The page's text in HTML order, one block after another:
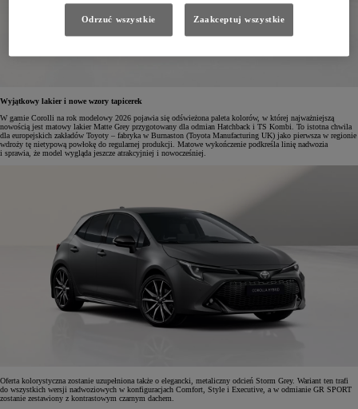
Wyjątkowy lakier i nowe wzory tapicerek
W gamie Corolli na rok modelowy 2026 pojawia się odświeżona paleta kolorów, w której najważniejszą
nowością jest matowy lakier Matte Grey przygotowany dla odmian Hatchback i TS Kombi. To istotna chwila
dla europejskich zakładów Toyoty – fabryka w Burnaston (Toyota Manufacturing UK) jako pierwsza w regionie
wdroży tę nietypową powłokę do regularnej produkcji. Matowe wykończenie podkreśla linię nadwozia
i sprawia, że model wygląda jeszcze atrakcyjniej i nowocześniej.
Oferta kolorystyczna zostanie uzupełniona także o elegancki, metaliczny odcień Storm Grey. Wariant ten trafi
do wszystkich wersji nadwoziowych w konfiguracjach Comfort, Style i Executive, a w odmianie GR SPORT
zostanie zestawiony z kontrastowym czarnym dachem.
Odrzuć wszystkie Zaakceptuj wszystkie